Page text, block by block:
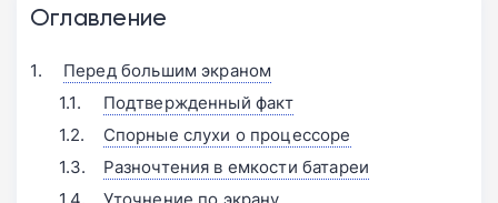
Оглавление
Перед большим экраном
Подтвержденный факт
Спорные слухи о процессоре
Разночтения в емкости батареи